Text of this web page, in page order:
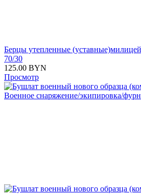
Берцы утепленные
70/30
125.00 BYN
Просмотр